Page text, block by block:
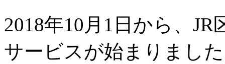
2018年10月1日から、
サービスが始まりまし